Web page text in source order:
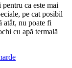
ca este mai
pe cat posibil
atât, nu poate fi
cu apă termală